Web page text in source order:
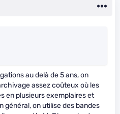
au delà de 5 ans, on
assez coûteux où les
en plusieurs exemplaires et
général, on utilise des bandes